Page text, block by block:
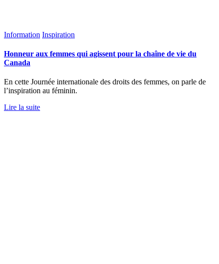
Information Inspiration
Honneur aux femmes qui agissent pour la chaîne de vie du
Canada
En cette Journée internationale des droits des femmes, on parle de
l’inspiration au féminin.
Lire la suite